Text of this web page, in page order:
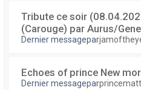
Tribute ce soir
(Carouge) par Aurus/
Dernier messagepar
Echoes of prince New
Dernier messagepar